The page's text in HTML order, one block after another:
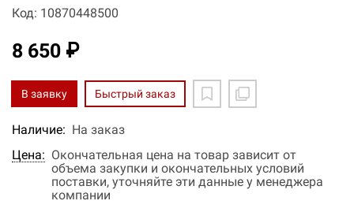
Код: 10870448500
8 650 ₽
В заявку Быстрый заказ
Наличие: На заказ
Цена: Окончательная цена на товар зависит от
объема закупки и окончательных условий
поставки, уточняйте эти данные у менеджера
компании